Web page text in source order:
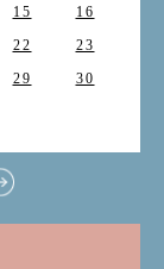
15
16
22
23
29
30